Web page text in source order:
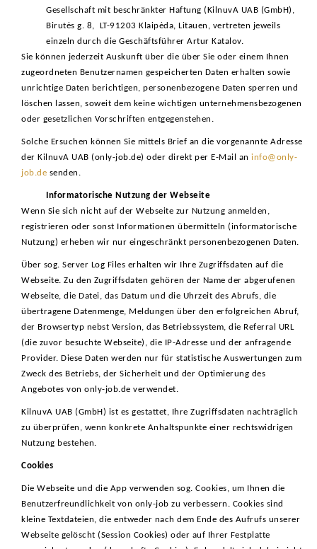
Gesellschaft mit beschränkter Haftung (KilnuvA UAB (GmbH),
Birutės g. 8, LT-91203 Klaipėda, Litauen, vertreten jeweils
einzeln durch die Geschäftsführer Artur Katalov.
Sie können jederzeit Auskunft über die über Sie oder einem Ihnen
zugeordneten Benutzernamen gespeicherten Daten erhalten sowie
unrichtige Daten berichtigen, personenbezogene Daten sperren und
löschen lassen, soweit dem keine wichtigen unternehmensbezogenen
oder gesetzlichen Vorschriften entgegenstehen.
Solche Ersuchen können Sie mittels Brief an die vorgenannte Adresse
der KilnuvA UAB (only-job.de) oder direkt per E-Mail an info@only-
job.de senden.
Informatorische Nutzung der Webseite
Wenn Sie sich nicht auf der Webseite zur Nutzung anmelden,
registrieren oder sonst Informationen übermitteln (informatorische
Nutzung) erheben wir nur eingeschränkt personenbezogenen Daten.
Über sog. Server Log Files erhalten wir Ihre Zugriffsdaten auf die
Webseite. Zu den Zugriffsdaten gehören der Name der abgerufenen
Webseite, die Datei, das Datum und die Uhrzeit des Abrufs, die
übertragene Datenmenge, Meldungen über den erfolgreichen Abruf,
der Browsertyp nebst Version, das Betriebssystem, die Referral URL
(die zuvor besuchte Webseite), die IP-Adresse und der anfragende
Provider. Diese Daten werden nur für statistische Auswertungen zum
Zweck des Betriebs, der Sicherheit und der Optimierung des
Angebotes von only-job.de verwendet.
KilnuvA UAB (GmbH) ist es gestattet, Ihre Zugriffsdaten nachträglich
zu überprüfen, wenn konkrete Anhaltspunkte einer rechtswidrigen
Nutzung bestehen.
Cookies
Die Webseite und die App verwenden sog. Cookies, um Ihnen die
Benutzerfreundlichkeit von only-job zu verbessern. Cookies sind
kleine Textdateien, die entweder nach dem Ende des Aufrufs unserer
Webseite gelöscht (Session Cookies) oder auf Ihrer Festplatte